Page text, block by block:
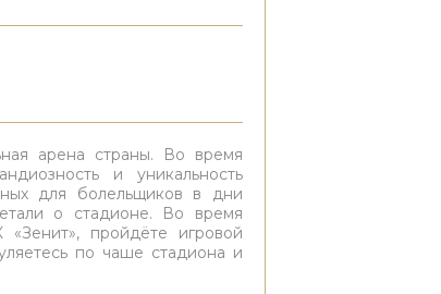
арена страны. Во время
и уникальность
для болельщиков в дни
о стадионе. Во время
пройдёте игровой
по чаше стадиона и